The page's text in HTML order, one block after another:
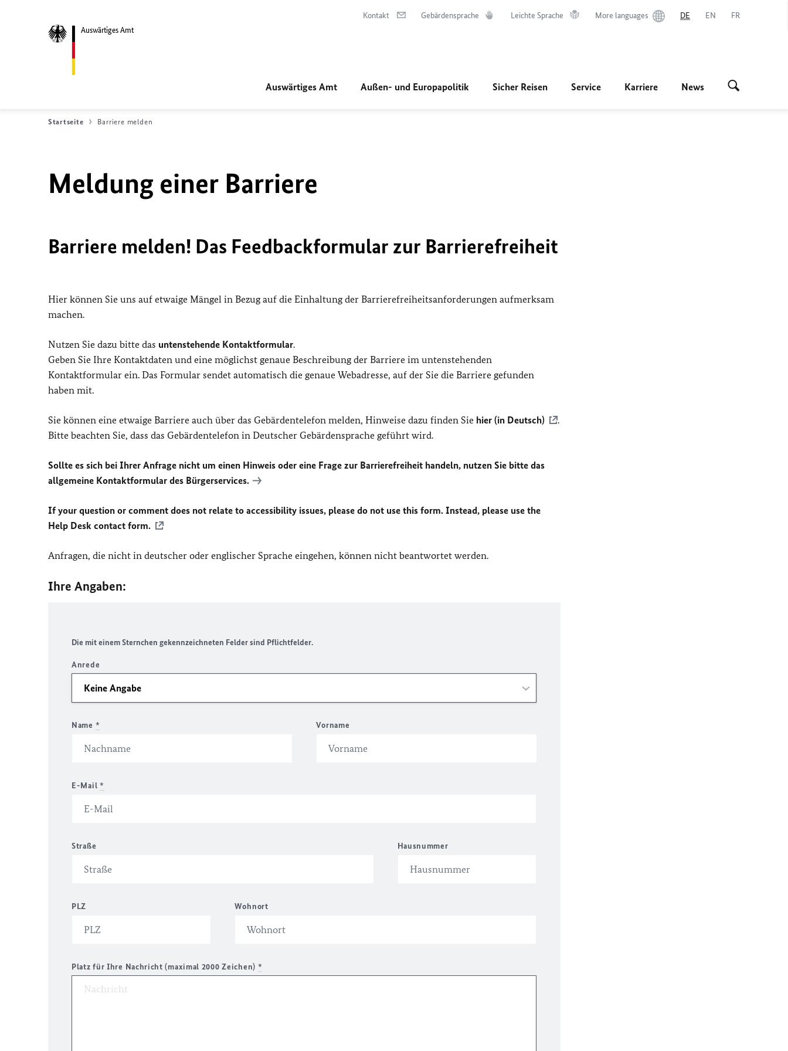
Auswärtiges Amt
Kontakt Gebärdensprache Leichte Sprache More languages DE EN FR
Auswärtiges Amt Außen- und Europapolitik Sicher Reisen Service Karriere News
Startseite Barriere melden
Meldung einer Barriere
Barriere melden! Das Feedbackformular zur Barrierefreiheit
Hier können Sie uns auf etwaige Mängel in Bezug auf die Einhaltung der Barrierefreiheitsanforderungen aufmerksam
machen.
Nutzen Sie dazu bitte das untenstehende Kontaktformular.
Geben Sie Ihre Kontaktdaten und eine möglichst genaue Beschreibung der Barriere im untenstehenden
Kontaktformular ein. Das Formular sendet automatisch die genaue Webadresse, auf der Sie die Barriere gefunden
haben mit.
Sie können eine etwaige Barriere auch über das Gebärdentelefon melden, Hinweise dazu finden Sie hier (in Deutsch)
.
Bitte beachten Sie, dass das Gebärdentelefon in Deutscher Gebärdensprache geführt wird.
Sollte es sich bei Ihrer Anfrage nicht um einen Hinweis oder eine Frage zur Barrierefreiheit handeln, nutzen Sie bitte das
allgemeine Kontaktformular des Bürgerservices.
If your question or comment does not relate to accessibility issues, please do not use this form. Instead, please use the
Help Desk contact form.
Anfragen, die nicht in deutscher oder englischer Sprache eingehen, können nicht beantwortet werden.
Ihre Angaben:
Die mit einem Sternchen gekennzeichneten Felder sind Pflichtfelder.
Anrede
Name * Vorname
E-Mail *
Straße Hausnummer
PLZ Wohnort
Platz für Ihre Nachricht (maximal 2000 Zeichen) *